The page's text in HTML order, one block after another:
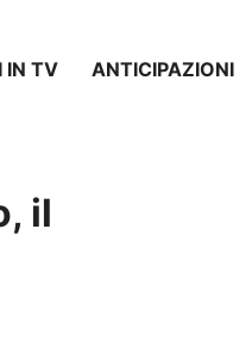
IN TV ANTICIPAZIONI
il